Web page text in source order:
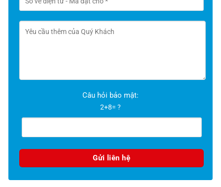
Câu hỏi bảo mật:
2+8= ?